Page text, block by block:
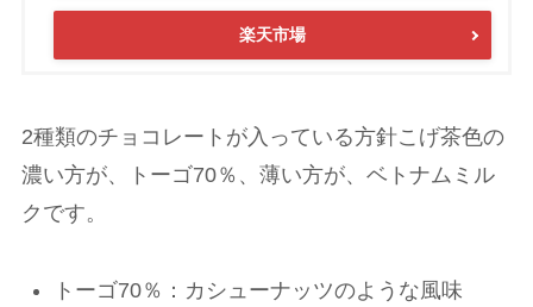
楽天市場
2種類のチョコレートが入っている方針こげ茶色の
濃い方が、トーゴ70％、薄い方が、ベトナムミル
クです。
トーゴ70％：カシューナッツのような風味